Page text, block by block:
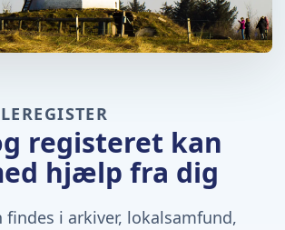
registeret kan
hjælp fra dig
i arkiver, lokalsamfund,